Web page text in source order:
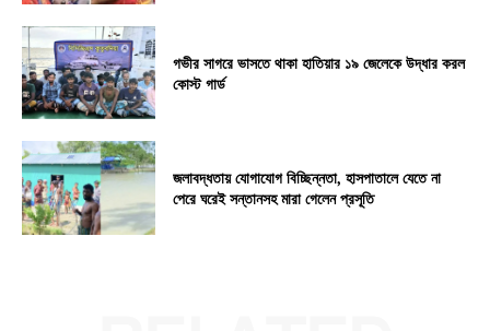
গভীর সাগরে ভাসতে থাকা হাতিয়ার ১৯ জেলেকে উদ্ধার করল
কোস্ট গার্ড
জলাবদ্ধতায় যোগাযোগ বিচ্ছিন্নতা, হাসপাতালে যেতে না
পেরে ঘরেই সন্তানসহ মারা গেলেন প্রসূতি